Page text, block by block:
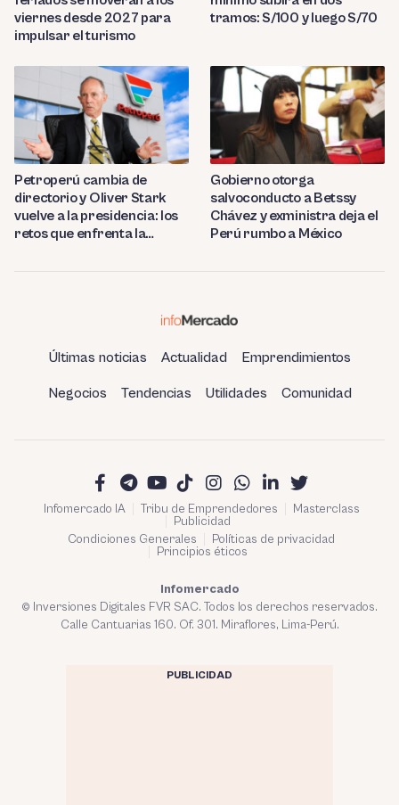
viernes desde 2027 para
impulsar el turismo
tramos: S/100 y luego S/70
Petroperú cambia de
directorio y Oliver Stark
vuelve a la presidencia: los
retos que enfrenta la
Gobierno otorga
salvoconducto a Betssy
Chávez y exministra deja el
Perú rumbo a México
Últimas noticias Actualidad Emprendimientos
Negocios Tendencias Utilidades Comunidad
Infomercado IA Tribu de Emprendedores
Masterclass
Publicidad
Condiciones Generales
Políticas de privacidad
Principios éticos
Infomercado
© Inversiones Digitales FVR SAC. Todos los derechos reservados.
Calle Cantuarias 160. Of. 301. Miraflores, Lima-Perú.
PUBLICIDAD